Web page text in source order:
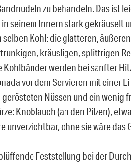
zu behandeln. Das ist
seinem Innern stark gekräuselt
selben Kohl: die glatteren,
kräusligen, splittrigen
Kohlbänder werden bei sanfter
vor dem Servieren mit einer
Nüssen und ein wenig
Knoblauch (an den Pilzen),
unverzichtbar, ohne sie wäre
Feststellung bei der